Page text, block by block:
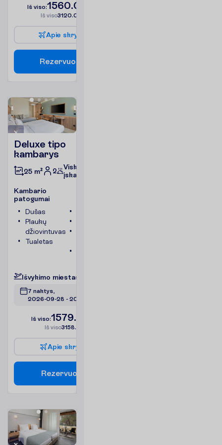
Iš viso:1560.00
Iš viso3120.00
Apie skry
Rezervuo
Deluxe tipo
kambarys
25 m² 2
Viskas
įskaičiuota
Kambario
patogumai
Dušas
Plaukų
džiovintuvas
Tualetas
Išvykimo miestas
7 naktys,
2026-09-28 - 2026-10-05
Iš viso:1579.00
Iš viso3158.00
Apie skry
Rezervuo